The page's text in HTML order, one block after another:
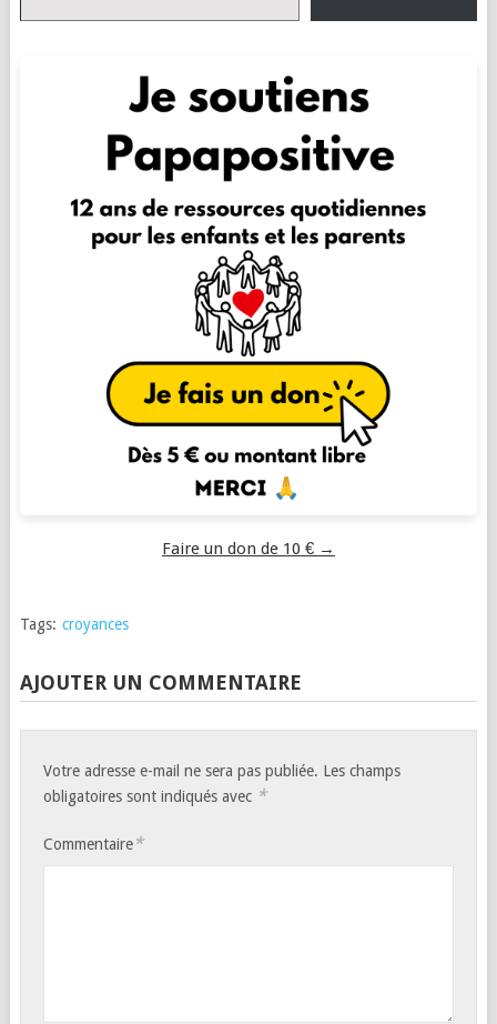
Faire un don de 10 € →
Tags: croyances
AJOUTER UN COMMENTAIRE
Votre adresse e-mail ne sera pas publiée. Les champs
obligatoires sont indiqués avec *
Commentaire*